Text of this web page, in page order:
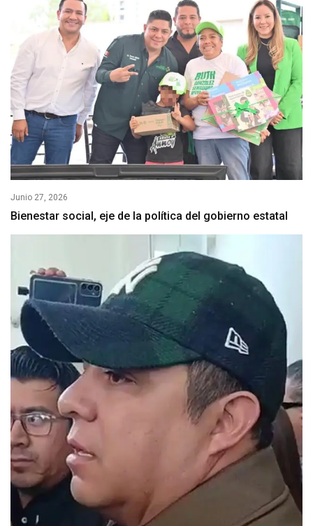
Junio 27, 2026
Bienestar social, eje de la política del gobierno estatal